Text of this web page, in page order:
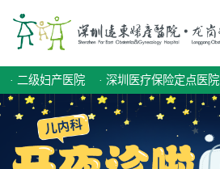
· 二级妇产医院 · 深圳医疗保险定点医院